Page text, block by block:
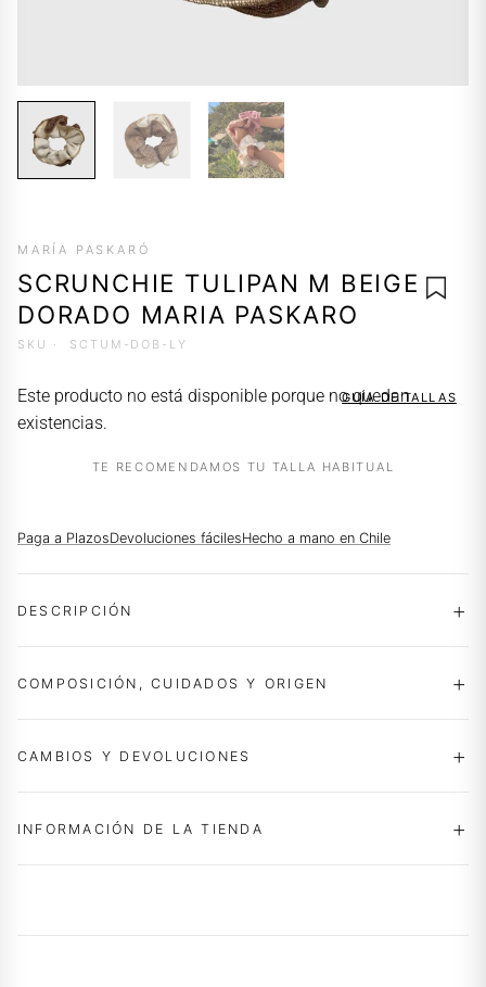
MARÍA PASKARÓ
SCRUNCHIE TULIPAN M BEIGE
DORADO MARIA PASKARO
SKU · SCTUM-DOB-LY
GUÍA DE TALLAS
Este producto no está disponible porque no quedan
existencias.
TE RECOMENDAMOS TU TALLA HABITUAL
Paga a PlazosDevoluciones fácilesHecho a mano en Chile
DESCRIPCIÓN
COMPOSICIÓN, CUIDADOS Y ORIGEN
CAMBIOS Y DEVOLUCIONES
INFORMACIÓN DE LA TIENDA